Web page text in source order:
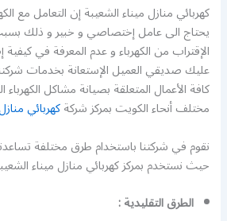
كهربائي منازل ميناء الشعيبة إن التعامل مع
يحتاج الى عامل إختصاصي و خبير و ذلك
الإقتراب من الكهرباء و عدم المعرفة في
عليك صديقي العميل الإستعانة بخدمات
كافة الأعمال المتعلقة بصيانة مشاكل
مختلف أنحاء الكويت بمركز شركةكهربائي
نقوم في شركتنا باستخدام طرق مختلفة
حيث نستخدم بمركز كهربائي منازل ميناء
الطرق التقليدية :